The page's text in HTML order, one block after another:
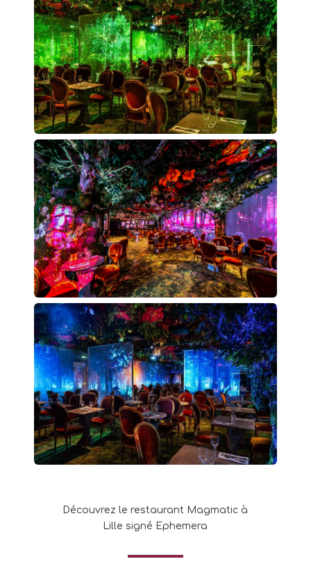
Découvrez le restaurant Magmatic à
Lille signé Ephemera